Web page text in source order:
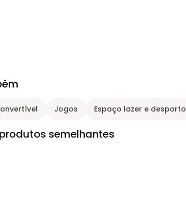
Jogos Espaço lazer e desporto
semelhantes